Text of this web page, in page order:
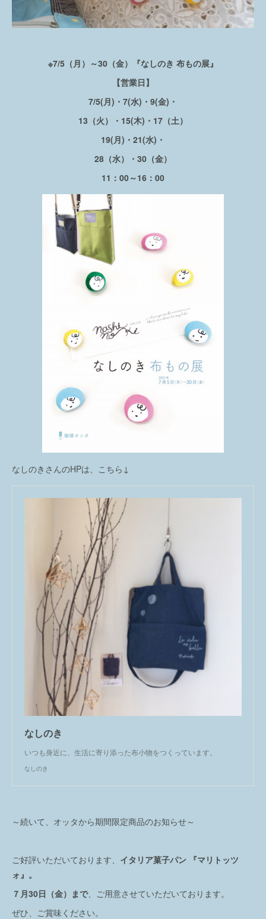
※7/5（月）～30（金）『なしのき 布もの展』
【営業日】
7/5(月)・7(水)・9(金)・
13（火）・15(木)・17（土）
19(月)・21(水)・
28（水）・30（金）
11：00～16：00
なしのきさんのHPは、こちら↓
なしのき
いつも身近に、生活に寄り添った布小物をつくっています。
なしのき
～続いて、オッタから期間限定商品のお知らせ～
ご好評いただいております、 イタリア菓子パン 『マリトッツ
ォ』。
７月30日（金）まで、ご用意させていただいております。
ぜひ、ご賞味ください。